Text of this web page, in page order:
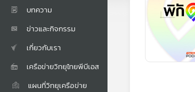
บทความ
ข่าวและกิจกรรม
เกี่ยวกับเรา
เครือข่ายวิทยุไทยพีบีเอส
แผนที่วิทยุเครือข่าย